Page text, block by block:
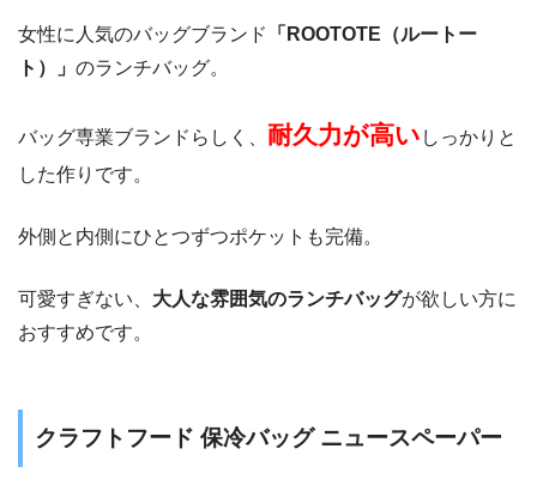
女性に人気のバッグブランド
「ROOTOTE（ルートー
ト）」 のランチバッグ。
バッグ専業ブランドらしく、 耐久力が高い しっかりと
した作りです。
外側と内側にひとつずつポケットも完備。
可愛すぎない、 大人な雰囲気のランチバッグが欲しい方に
おすすめです。
クラフトフード 保冷バッグ ニュースペーパー